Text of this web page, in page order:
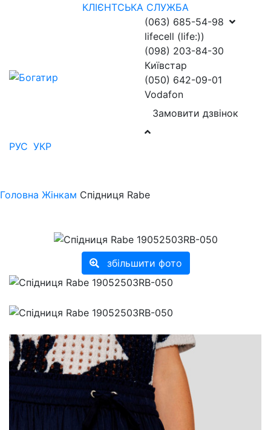
КЛІЄНТСЬКА СЛУЖБА
(063) 685-54-98
lifecell (life:))
(098) 203-84-30
Київстар
(050) 642-09-01
Vodafon
Замовити дзвінок
РУС УКР
Головна Жінкам Спідниця Rabe
збільшити фото